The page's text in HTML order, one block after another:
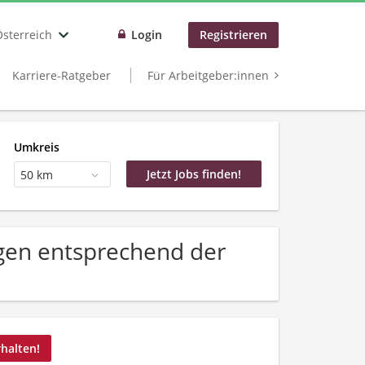
Login Registrieren
Karriere-Ratgeber Für Arbeitgeber:innen
Umkreis
50 km
entsprechend der